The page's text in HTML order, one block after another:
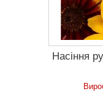
Насіння